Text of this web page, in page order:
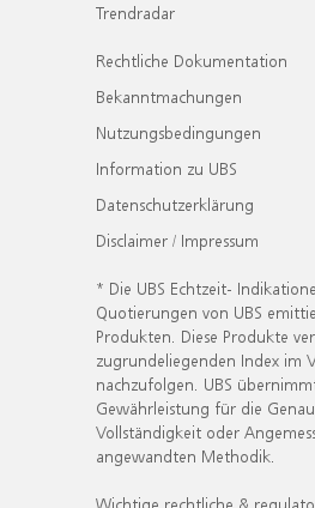
Trendradar
Rechtliche Dokumentation
Bekanntmachungen
Nutzungsbedingungen
Information zu UBS
Datenschutzerklärung
Disclaimer / Impressum
* Die UBS Echtzeit-
Quotierungen von UBS
Produkten. Diese Produkte
zugrundeliegenden Index im
nachzufolgen. UBS
Gewährleistung für die
Vollständigkeit oder
angewandten Methodik.